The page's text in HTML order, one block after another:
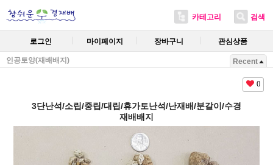
카테고리 검색
로그인 마이페이지 장바구니 관심상품
인공토양(재배배지) Recent
0
3단난석/소립/중립/대립/휴가토난석/난재배/분갈이/수경
재배배지